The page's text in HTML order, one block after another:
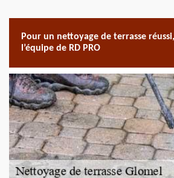
Pour un nettoyage de terrasse
l’équipe de RD PRO